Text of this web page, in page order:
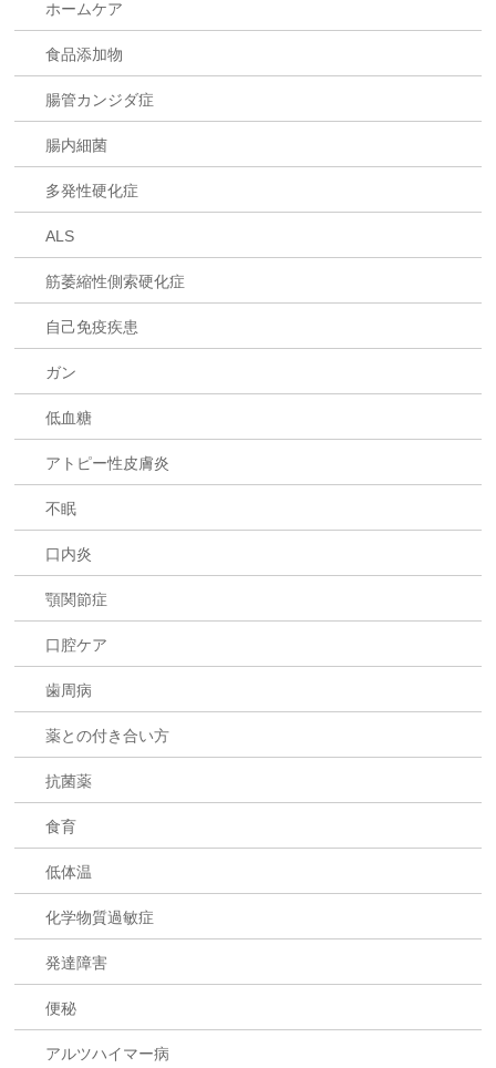
ホームケア
食品添加物
腸管カンジダ症
腸内細菌
多発性硬化症
ALS
筋萎縮性側索硬化症
自己免疫疾患
ガン
低血糖
アトピー性皮膚炎
不眠
口内炎
顎関節症
口腔ケア
歯周病
薬との付き合い方
抗菌薬
食育
低体温
化学物質過敏症
発達障害
便秘
アルツハイマー病